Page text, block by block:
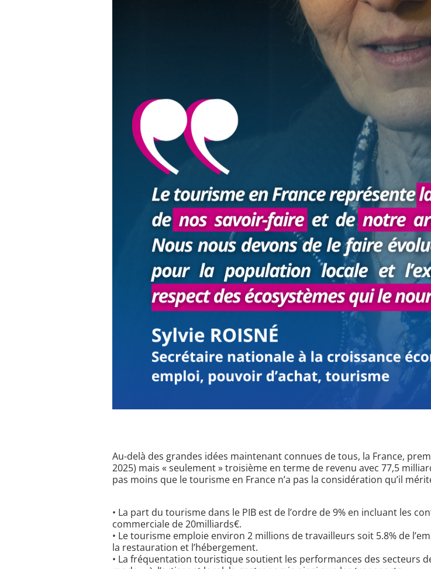
Au-delà des grandes idées maintenant connues de tous, la France,
2025) mais « seulement » troisième en terme de revenu avec 77,5
pas moins que le tourisme en France n’a pas la considération qu’il
• La part du tourisme dans le PIB est de l’ordre de 9% en incluant les
commerciale de 20milliards€.
• Le tourisme emploie environ 2 millions de travailleurs soit 5.8% de
la restauration et l’hébergement.
• La fréquentation touristique soutient les performances des secteurs